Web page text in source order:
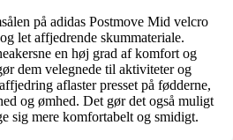
på adidas Postmove Mid velcro
let affjedrende skummateriale.
en høj grad af komfort og
dem velegnede til aktiviteter og
aflaster presset på fødderne,
og ømhed. Det gør det også muligt
sig mere komfortabelt og smidigt.